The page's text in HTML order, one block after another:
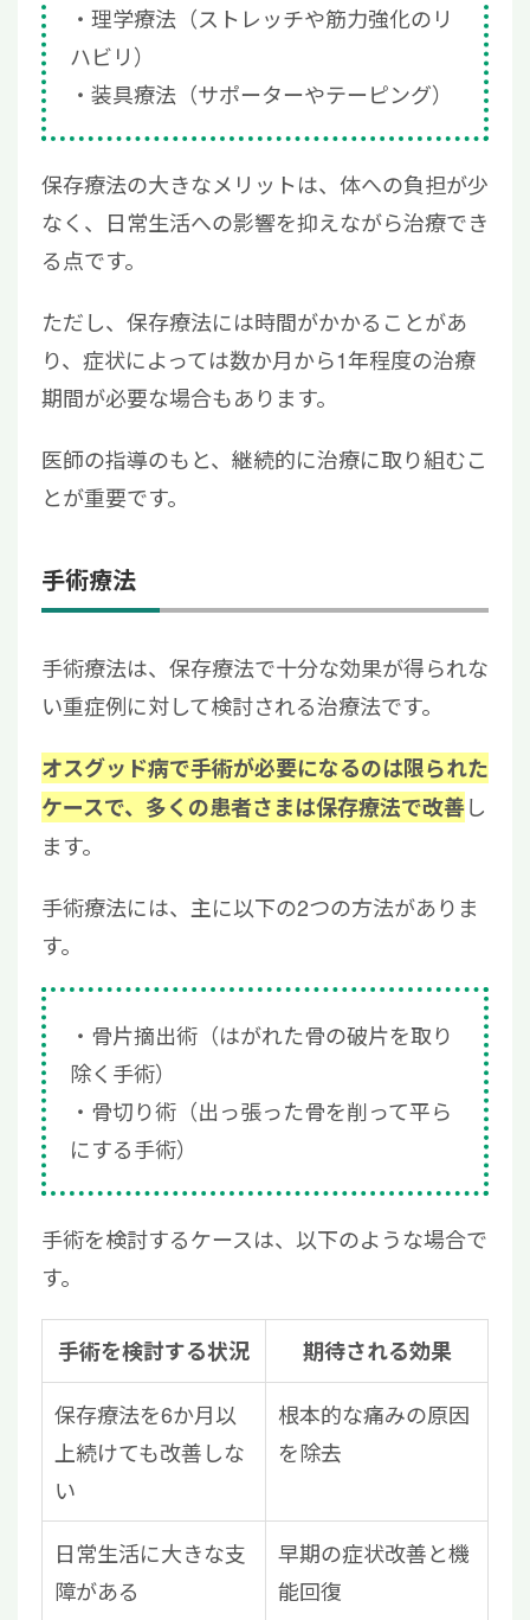
理学療法（ストレッチや筋力強化のリ
ハビリ）
装具療法（サポーターやテーピング）
保存療法の大きなメリットは、体への負担が少
なく、日常生活への影響を抑えながら治療でき
る点です。
ただし、保存療法には時間がかかることがあ
り、症状によっては数か月から1年程度の治療
期間が必要な場合もあります。
医師の指導のもと、継続的に治療に取り組むこ
とが重要です。
手術療法
手術療法は、保存療法で十分な効果が得られな
い重症例に対して検討される治療法です。
オスグッド病で手術が必要になるのは限られた
ケースで、多くの患者さまは保存療法で改善し
ます。
手術療法には、主に以下の2つの方法がありま
す。
骨片摘出術（はがれた骨の破片を取り
除く手術）
骨切り術（出っ張った骨を削って平ら
にする手術）
手術を検討するケースは、以下のような場合で
す。
手術を検討する状況 期待される効果
保存療法を6か月以
上続けても改善しな
い
根本的な痛みの原因
を除去
日常生活に大きな支
障がある
早期の症状改善と機
能回復